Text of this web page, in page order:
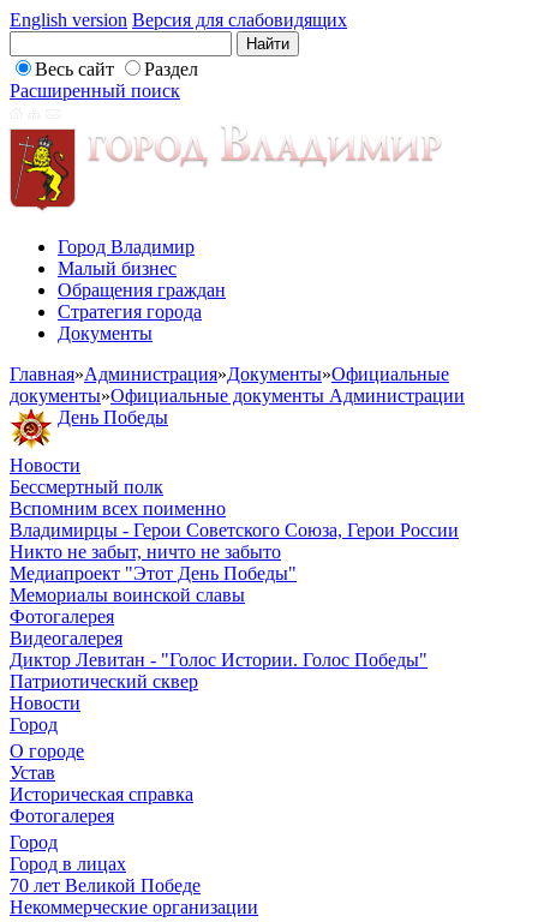
English version Версия для слабовидящих
Весь сайт
Раздел
Расширенный поиск
Город Владимир
Малый бизнес
Обращения граждан
Стратегия города
Документы
Главная»Администрация»Документы»Официальные
документы»Официальные документы Администрации
День Победы
Новости
Бессмертный полк
Вспомним всех поименно
Владимирцы - Герои Советского Союза, Герои России
Никто не забыт, ничто не забыто
Медиапроект "Этот День Победы"
Мемориалы воинской славы
Фотогалерея
Видеогалерея
Диктор Левитан - "Голос Истории. Голос Победы"
Патриотический сквер
Новости
Город
О городе
Устав
Историческая справка
Фотогалерея
Город
Город в лицах
70 лет Великой Победе
Некоммерческие организации